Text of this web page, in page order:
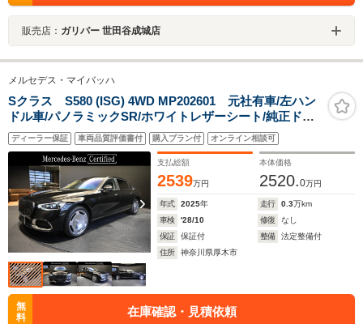
販売店： ガリバー 世田谷成城店
メルセデス・マイバッハ
Sクラス S580 (ISG) 4WD MP202601 元社有車/左ハン
ドル車/パノラミックSR/ホワイトレザーシート/純正ドラ
レコ前後付き
ディーラー保証 車両品質評価書付 購入プラン付 オンライン相談可
支払総額
2539万円
本体価格
2520.0万円
年式 2025年 走行 0.3万km
車検
'28/10 修復
なし
保証
保証付 整備
法定整備付
住所
神奈川県厚木市
無
料
在庫確認・見積依頼